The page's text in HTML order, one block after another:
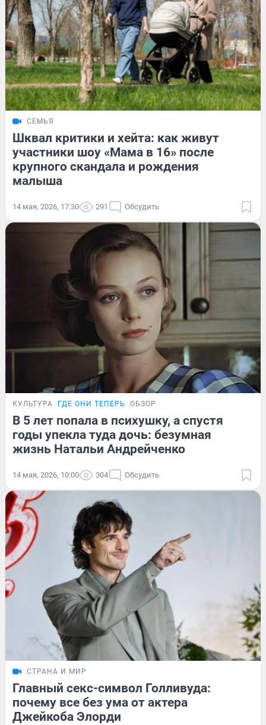
СЕМЬЯ
Шквал критики и хейта: как живут
участники шоу «Мама в 16» после
крупного скандала и рождения
малыша
14 мая, 2026, 17:30 291 Обсудить
КУЛЬТУРА ГДЕ ОНИ ТЕПЕРЬ ОБЗОР
В 5 лет попала в психушку, а спустя
годы упекла туда дочь: безумная
жизнь Натальи Андрейченко
14 мая, 2026, 10:00 304 Обсудить
СТРАНА И МИР
Главный секс-символ Голливуда:
почему все без ума от актера
Джейкоба Элорди